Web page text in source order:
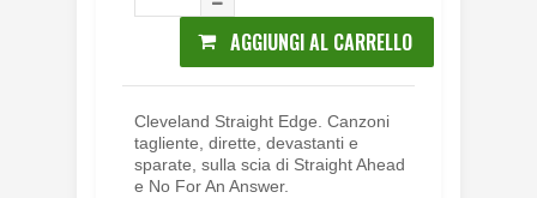
AGGIUNGI AL CARRELLO
Cleveland Straight Edge. Canzoni
tagliente, dirette, devastanti e
sparate, sulla scia di Straight Ahead
e No For An Answer.